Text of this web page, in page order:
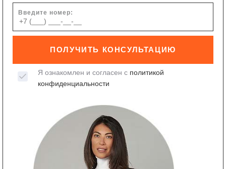
Введите номер:
ПОЛУЧИТЬ КОНСУЛЬТАЦИЮ
Я ознакомлен и согласен с политикой
конфиденциальности